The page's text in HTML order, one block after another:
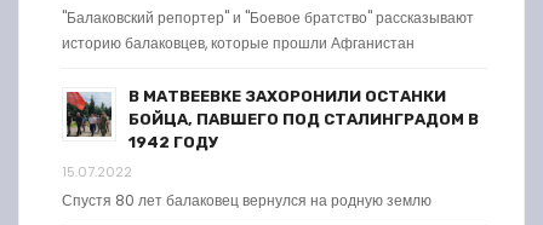
"Балаковский репортер" и "Боевое братство" рассказывают
историю балаковцев, которые прошли Афганистан
В МАТВЕЕВКЕ ЗАХОРОНИЛИ ОСТАНКИ
БОЙЦА, ПАВШЕГО ПОД СТАЛИНГРАДОМ В
1942 ГОДУ
15.07.2022
Спустя 80 лет балаковец вернулся на родную землю